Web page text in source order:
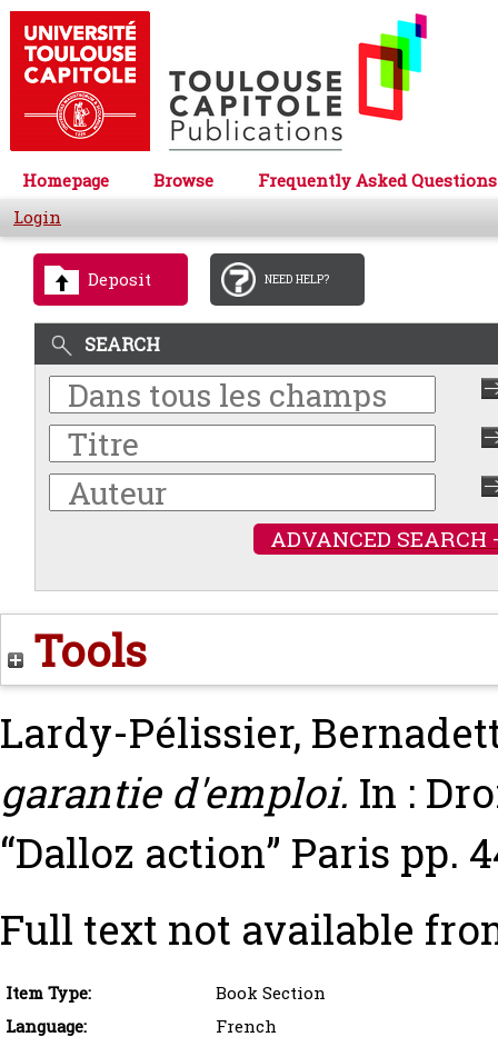
Homepage Browse
Frequently Asked Questions
Login
Deposit NEED HELP?
SEARCH
ADVANCED SEARCH
Tools
Lardy-Pélissier,
garantie d'emploi. In :
“Dalloz action” Paris pp.
Full text not available
Item Type:
Book Section
Language:
French